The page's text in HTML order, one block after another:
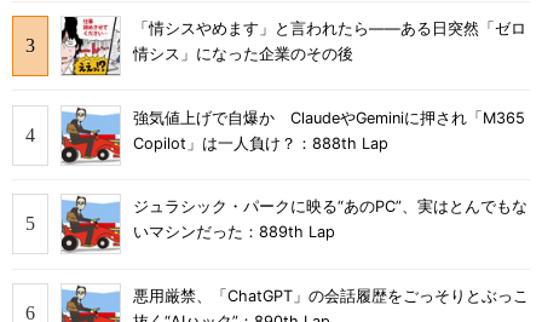
「情シスやめます」と言われたら――ある日突然「ゼロ
情シス」になった企業のその後
強気値上げで自爆か ClaudeやGeminiに押され「M365
Copilot」は一人負け？：888th Lap
ジュラシック・パークに映る“あのPC”、実はとんでもな
いマシンだった：889th Lap
悪用厳禁、「ChatGPT」の会話履歴をごっそりとぶっこ